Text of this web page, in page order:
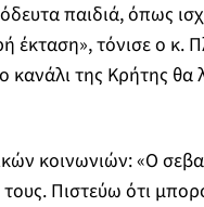
παιδιά, όπως
έκταση», τόνισε ο κ.
κανάλι της Κρήτης
κοινωνιών: «Ο
τους. Πιστεύω ότι